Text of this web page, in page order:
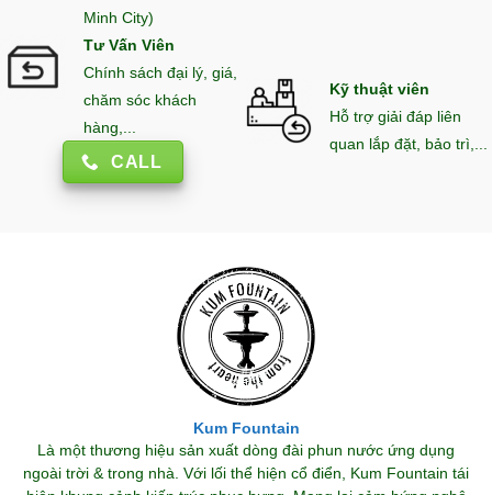
Minh City)
Tư Vấn Viên
Chính sách đại lý, giá,
chăm sóc khách
hàng,...
CALL
Kỹ thuật viên
Hỗ trợ giải đáp liên
quan lắp đặt, bảo trì,...
Kum Fountain
Là một thương hiệu sản xuất dòng đài phun nước ứng dụng
ngoài trời & trong nhà. Với lối thể hiện cổ điển, Kum Fountain tái